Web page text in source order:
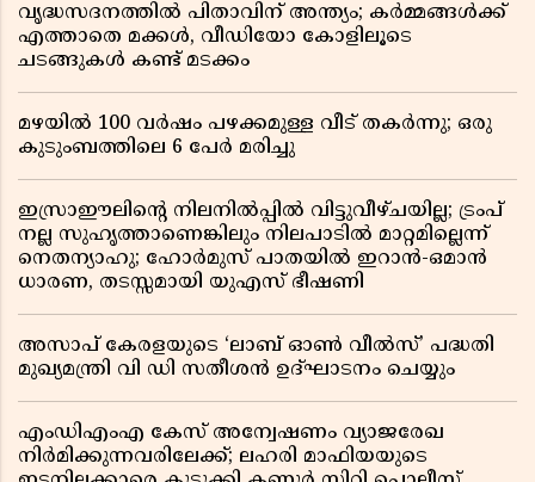
വൃദ്ധസദനത്തിൽ പിതാവിന് അന്ത്യം; കർമ്മങ്ങൾക്ക്
എത്താതെ മക്കൾ, വീഡിയോ കോളിലൂടെ
ചടങ്ങുകൾ കണ്ട് മടക്കം
മഴയിൽ 100 വർഷം പഴക്കമുള്ള വീട് തകർന്നു; ഒരു
കുടുംബത്തിലെ 6 പേർ മരിച്ചു
ഇസ്രാഈലിന്റെ നിലനിൽപ്പിൽ വിട്ടുവീഴ്ചയില്ല; ട്രംപ്
നല്ല സുഹൃത്താണെങ്കിലും നിലപാടിൽ മാറ്റമില്ലെന്ന്
നെതന്യാഹു; ഹോർമുസ് പാതയിൽ ഇറാൻ-ഒമാൻ
ധാരണ, തടസ്സമായി യുഎസ് ഭീഷണി
അസാപ് കേരളയുടെ ‘ലാബ് ഓൺ വീൽസ്’ പദ്ധതി
മുഖ്യമന്ത്രി വി ഡി സതീശൻ ഉദ്ഘാടനം ചെയ്യും
എംഡിഎംഎ കേസ് അന്വേഷണം വ്യാജരേഖ
നിർമിക്കുന്നവരിലേക്ക്; ലഹരി മാഫിയയുടെ